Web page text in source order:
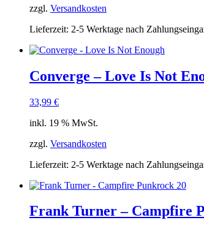
zzgl. Versandkosten
Lieferzeit: 2-5 Werktage nach
Converge – Love Is Not
33,99 €
inkl. 19 % MwSt.
zzgl. Versandkosten
Lieferzeit: 2-5 Werktage nach
Frank Turner – Campfire